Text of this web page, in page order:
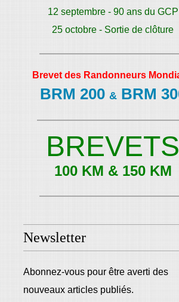
12 septembre - 90 ans du GCP
25 octobre - Sortie de clôture
Brevet des Randonneurs
BRM 200 &BRM
BREVETS
100 KM & 150 KM
Newsletter
Abonnez-vous pour être averti des
nouveaux articles publiés.